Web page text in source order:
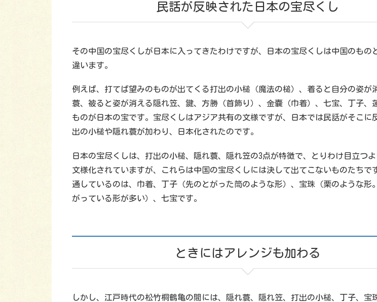
民話が反映された日本の宝尽くし
その中国の宝尽くしが日本に入ってきたわけですが、日本の宝尽くしは中国のもの
違います。
例えば、打てば望みのものが出てくる打出の小槌（魔法の槌）、着ると自分の姿が
蓑、被ると姿が消える隠れ笠、鍵、方勝（首飾り）、金嚢（巾着）、七宝、丁子、
ものが日本の宝です。宝尽くしはアジア共有の文様ですが、日本では民話がそこに
出の小槌や隠れ蓑が加わり、日本化されたのです。
日本の宝尽くしは、打出の小槌、隠れ蓑、隠れ笠の3点が特徴で、とりわけ目立つよ
文様化されていますが、これらは中国の宝尽くしには決して出てこないものたちで
通しているのは、巾着、丁子（先のとがった筒のような形）、宝珠（栗のような形
がっている形が多い）、七宝です。
ときにはアレンジも加わる
しかし、江戸時代の松竹桐鶴亀の間には、隠れ蓑、隠れ笠、打出の小槌、丁子、宝